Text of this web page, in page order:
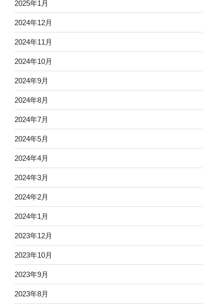
2025年1月
2024年12月
2024年11月
2024年10月
2024年9月
2024年8月
2024年7月
2024年5月
2024年4月
2024年3月
2024年2月
2024年1月
2023年12月
2023年10月
2023年9月
2023年8月